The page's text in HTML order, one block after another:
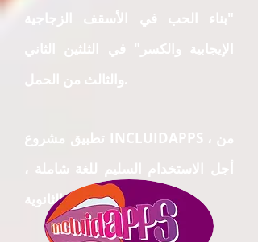
"بناء الحب في الأسقف الزجاجية
الإيجابية والكسر" في الثلثين الثاني
والثالث من الحمل.
تطبيق مشروع INCLUIDAPPS ، من
أجل الاستخدام السليم للغة شاملة ،
في دورات المدارس الثانوية